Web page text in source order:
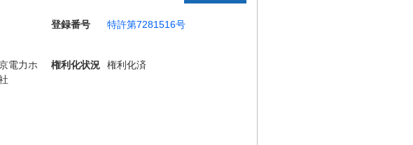
登録番号
特許第7281516号
電力ホ
権利化状況 権利化済